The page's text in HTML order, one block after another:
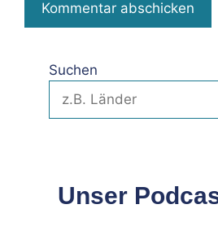
Suchen
Unser